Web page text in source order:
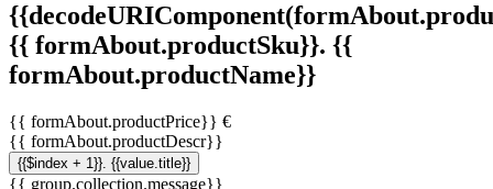
{{ formAbout.productSku}}. {{
formAbout.productName}}
{{ formAbout.productPrice}} €
{{ formAbout.productDescr}}
{{$index + 1}}. {{value.title}}
{{ group.collection.message}}